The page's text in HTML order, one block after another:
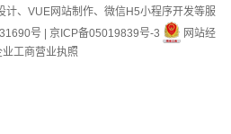
计、VUE网站制作、微信H5小程序开发等服
号 京ICP备05019839号-3
网站经
业工商营业执照